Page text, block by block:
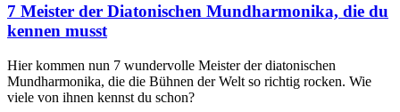
7 Meister der Diatonischen Mundharmonika, die du
kennen musst
Hier kommen nun 7 wundervolle Meister der diatonischen
Mundharmonika, die die Bühnen der Welt so richtig rocken. Wie
viele von ihnen kennst du schon?